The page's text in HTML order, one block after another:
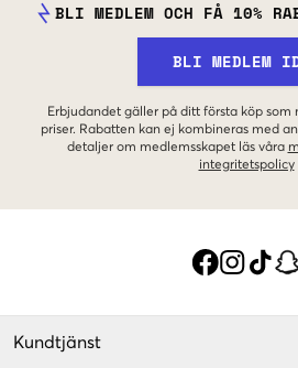
BLI MEDLEM OCH FÅ 10%
BLI MEDLEM
Erbjudandet gäller på ditt första köp som
priser. Rabatten kan ej kombineras med
detaljer om medlemsskapet läs våra
integritetspolicy
Kundtjänst